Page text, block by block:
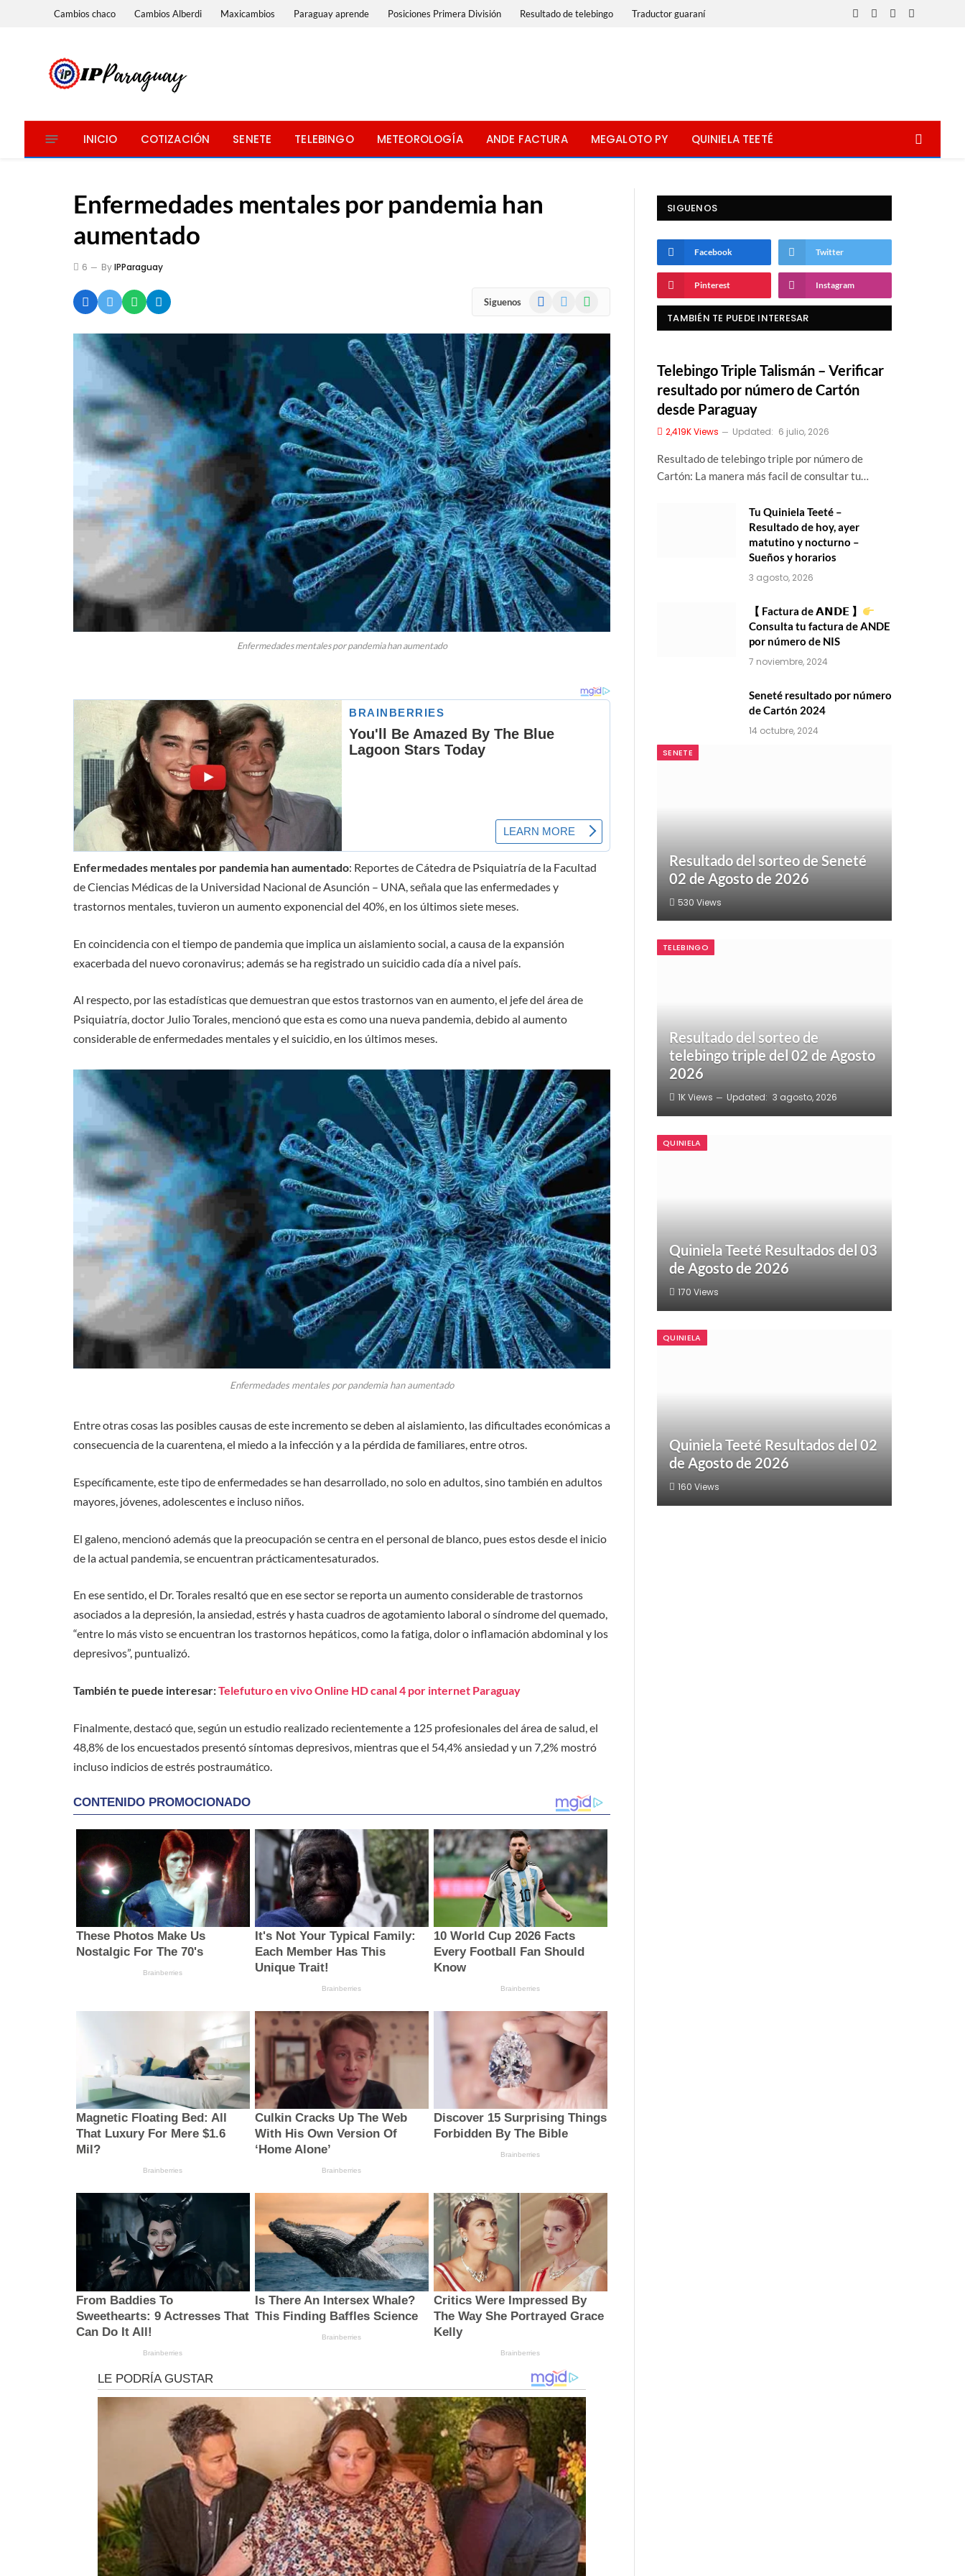
Cambios chaco Cambios Alberdi Maxicambios Paraguay aprende Posiciones Primera División Resultado de telebingo Traductor guaraní
Facebook
X
InstagramWhatsApp
INICIO COTIZACIÓN SENETE TELEBINGO METEOROLOGÍA ANDE FACTURA MEGALOTO PY QUINIELA TEETÉ
Enfermedades mentales por pandemia han
aumentado
6 ByIPParaguay
Siguenos Facebook WhatsApp
Enfermedades mentales por pandemia han aumentado
Enfermedades mentales por pandemia han aumentado: Reportes de Cátedra de Psiquiatría de la Facultad
de Ciencias Médicas de la Universidad Nacional de Asunción – UNA, señala que las enfermedades y
trastornos mentales, tuvieron un aumento exponencial del 40%, en los últimos siete meses.
En coincidencia con el tiempo de pandemia que implica un aislamiento social, a causa de la expansión
exacerbada del nuevo coronavirus; además se ha registrado un suicidio cada día a nivel país.
Al respecto, por las estadísticas que demuestran que estos trastornos van en aumento, el jefe del área de
Psiquiatría, doctor Julio Torales, mencionó que esta es como una nueva pandemia, debido al aumento
considerable de enfermedades mentales y el suicidio, en los últimos meses.
Enfermedades mentales por pandemia han aumentado
Entre otras cosas las posibles causas de este incremento se deben al aislamiento, las dificultades económicas a
consecuencia de la cuarentena, el miedo a la infección y a la pérdida de familiares, entre otros.
Específicamente, este tipo de enfermedades se han desarrollado, no solo en adultos, sino también en adultos
mayores, jóvenes, adolescentes e incluso niños.
El galeno, mencionó además que la preocupación se centra en el personal de blanco, pues estos desde el inicio
de la actual pandemia, se encuentran prácticamentesaturados.
En ese sentido, el Dr. Torales resaltó que en ese sector se reporta un aumento considerable de trastornos
asociados a la depresión, la ansiedad, estrés y hasta cuadros de agotamiento laboral o síndrome del quemado,
“entre lo más visto se encuentran los trastornos hepáticos, como la fatiga, dolor o inflamación abdominal y los
depresivos”, puntualizó.
También te puede interesar:Telefuturo en vivo Online HD canal 4 por internet Paraguay
Finalmente, destacó que, según un estudio realizado recientemente a 125 profesionales del área de salud, el
48,8% de los encuestados presentó síntomas depresivos, mientras que el 54,4% ansiedad y un 7,2% mostró
incluso indicios de estrés postraumático.
SIGUENOS
Facebook Twitter
Pinterest Instagram
TAMBIÉN TE PUEDE INTERESAR
Telebingo Triple Talismán – Verificar
resultado por número de Cartón
desde Paraguay
2,419KViews Updated: 6 julio, 2026
Resultado de telebingo triple por número de
Cartón: La manera más facil de consultar tu…
Tu Quiniela Teeté –
Resultado de hoy, ayer
matutino y nocturno –
Sueños y horarios
3 agosto, 2026
【 Factura de 𝗔𝗡𝗗𝗘 】
Consulta tu factura de ANDE
por número de NIS
7 noviembre, 2024
Seneté resultado por número
de Cartón 2024
14 octubre, 2024
SENETE
Resultado del sorteo de Seneté
02 de Agosto de 2026
530 Views
TELEBINGO
Resultado del sorteo de
telebingo triple del 02 de Agosto
2026
1KViews Updated: 3 agosto, 2026
QUINIELA
Quiniela Teeté Resultados del 03
de Agosto de 2026
170 Views
QUINIELA
Quiniela Teeté Resultados del 02
de Agosto de 2026
160 Views